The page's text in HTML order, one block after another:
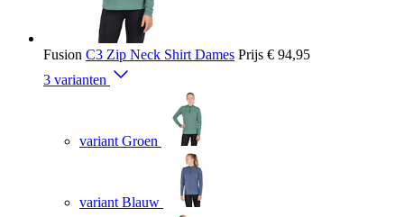
Fusion C3 Zip Neck Shirt Dames Prijs € 94,95
3 varianten
variant Groen
variant Blauw